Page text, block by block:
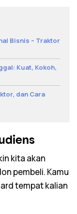
Bisnis – Traktor
Kuat, Kokoh,
dan Cara
kita akan
pembeli. Kamu
tempat kalian